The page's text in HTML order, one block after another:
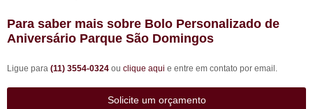
Para saber mais sobre Bolo Personalizado de
Aniversário Parque São Domingos
Ligue para (11) 3554-0324 ou clique aqui e entre em contato por email.
Solicite um orçamento